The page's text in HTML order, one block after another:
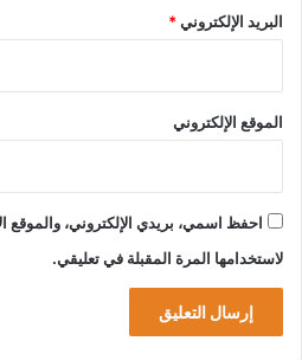
البريد الإلكتروني*
الموقع الإلكتروني
احفظ اسمي، بريدي الإلكتروني، والموقع
لاستخدامها المرة المقبلة في تعليقي.